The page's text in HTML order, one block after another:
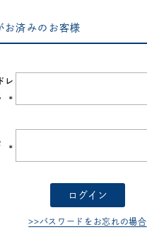
お済みのお客様
レ
須)
(必
ログイン
>>パスワードをお忘れの場合